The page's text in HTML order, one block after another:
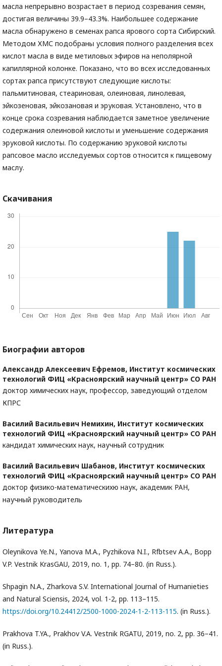
масла непрерывно возрастает в период созревания семян,
достигая величины 39.9–43.3%. Наибольшее содержание
масла обнаружено в семенах рапса ярового сорта Сибирский.
Методом ХМС подобраны условия полного разделения всех
кислот масла в виде метиловых эфиров на неполярной
капиллярной колонке. Показано, что во всех исследованных
сортах рапса присутствуют следующие кислоты:
пальмитиновая, стеариновая, олеиновая, линолевая,
эйкозеновая, эйкозановая и эруковая. Установлено, что в
конце срока созревания наблюдается заметное увеличение
содержания олеиновой кислоты и уменьшение содержания
эруковой кислоты. По содержанию эруковой кислоты
рапсовое масло исследуемых сортов относится к пищевому
маслу.
Скачивания
Биографии авторов
Александр Алексеевич Ефремов, Институт космических
технологий ФИЦ «Красноярский научный центр» СО РАН
доктор химических наук, профессор, заведующий отделом
КПРС
Василий Васильевич Немихин, Институт космических
технологий ФИЦ «Красноярский научный центр» СО РАН
кандидат химических наук, научный сотрудник
Василий Васильевич Шабанов, Институт космических
технологий ФИЦ «Красноярский научный центр» СО РАН
доктор физико-математическихю наук, академик РАН,
научный руководитель
Литература
Oleynikova Ye.N., Yanova M.A., Pyzhikova N.I., Rfbtsev A.A., Bopp
V.P. Vestnik KrasGAU, 2019, no. 1, pp. 74–80. (in Russ.).
Shpagin N.A., Zharkova S.V. International Journal of Humanieties
and Natural Sciensis, 2024, vol. 1-2, pp. 113–115.
https://doi.org/10.24412/2500-1000-2024-1-2-113-115. (in Russ.).
Prakhova T.YA., Prakhov V.A. Vestnik RGATU, 2019, no. 2, pp. 36–41.
(in Russ.).